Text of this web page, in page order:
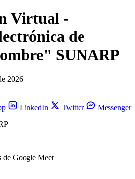
Virtual -
de
SUNARP
2026
LinkedIn Twitter
Messenger
de Google Meet